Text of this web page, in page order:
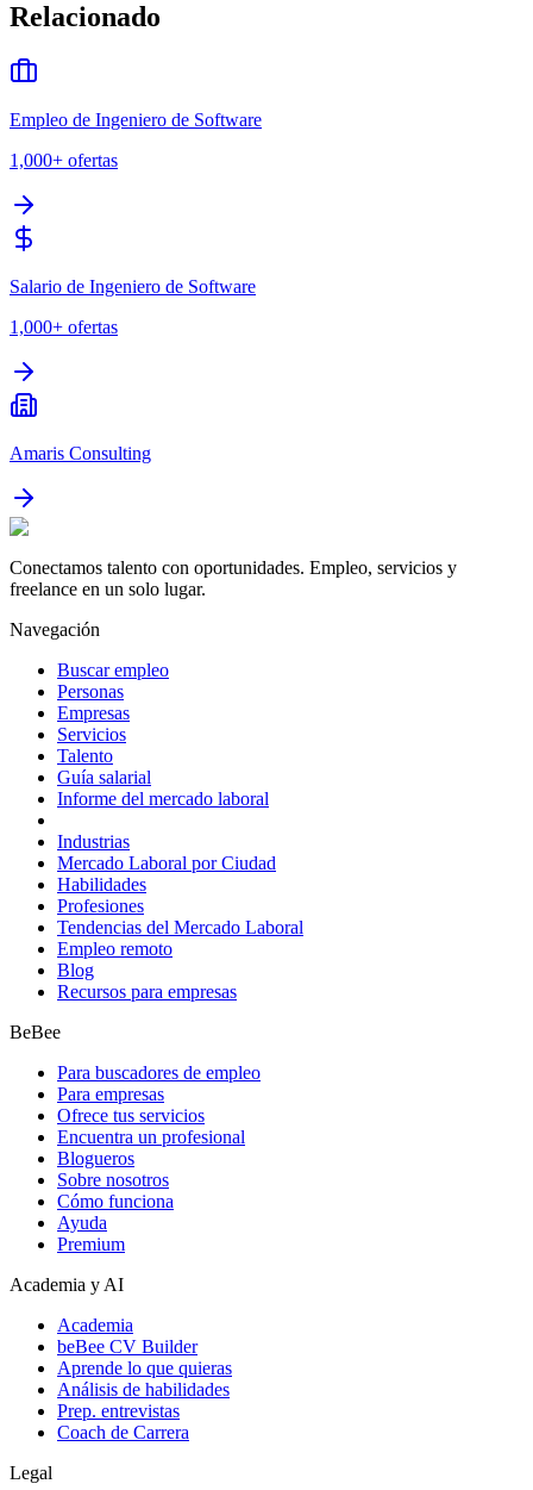
Relacionado
Empleo de Ingeniero de Software
1,000+ ofertas
Salario de Ingeniero de Software
1,000+ ofertas
Amaris Consulting
Conectamos talento con oportunidades. Empleo, servicios y
freelance en un solo lugar.
Navegación
Buscar empleo
Personas
Empresas
Servicios
Talento
Guía salarial
Informe del mercado laboral
Industrias
Mercado Laboral por Ciudad
Habilidades
Profesiones
Tendencias del Mercado Laboral
Empleo remoto
Blog
Recursos para empresas
BeBee
Para buscadores de empleo
Para empresas
Ofrece tus servicios
Encuentra un profesional
Blogueros
Sobre nosotros
Cómo funciona
Ayuda
Premium
Academia y AI
Academia
beBee CV Builder
Aprende lo que quieras
Análisis de habilidades
Prep. entrevistas
Coach de Carrera
Legal